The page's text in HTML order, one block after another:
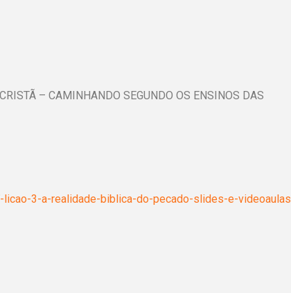
– CAMINHANDO SEGUNDO OS ENSINOS DAS
3-a-realidade-biblica-do-pecado-slides-e-videoaulas